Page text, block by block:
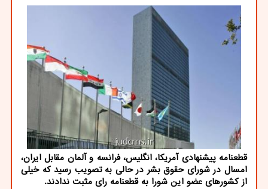
قطعنامه پیشنهادی آمریکا، انگلیس، فرانسه و آلمان مقابل ایران،
امسال در شورای حقوق بشر در حالی به تصویب رسید که خیلی
از کشورهای عضو این شورا به قطعنامه رای مثبت ندادند.